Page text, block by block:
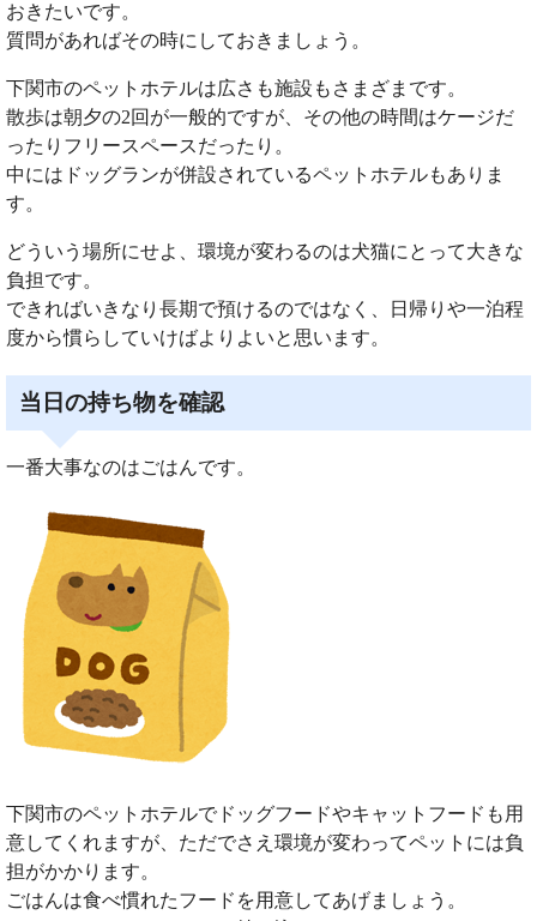
おきたいです。
質問があればその時にしておきましょう。
下関市のペットホテルは広さも施設もさまざまです。
散歩は朝夕の2回が一般的ですが、その他の時間はケージだ
ったりフリースペースだったり。
中にはドッグランが併設されているペットホテルもありま
す。
どういう場所にせよ、環境が変わるのは犬猫にとって大きな
負担です。
できればいきなり長期で預けるのではなく、日帰りや一泊程
度から慣らしていけばよりよいと思います。
当日の持ち物を確認
一番大事なのはごはんです。
下関市のペットホテルでドッグフードやキャットフードも用
意してくれますが、ただでさえ環境が変わってペットには負
担がかかります。
ごはんは食べ慣れたフードを用意してあげましょう。